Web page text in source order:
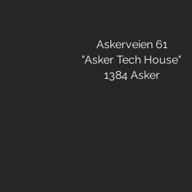
Askerveien 61
"Asker Tech House"
1384 Asker